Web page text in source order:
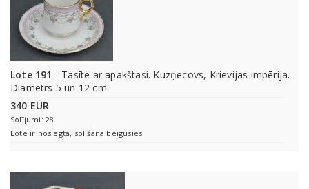
Lote 191 - Tasīte ar apakštasi. Kuzņecovs, Krievijas impērija.
Diametrs 5 un 12 cm
340 EUR
Solījumi: 28
Lote ir noslēgta, solīšana beigusies